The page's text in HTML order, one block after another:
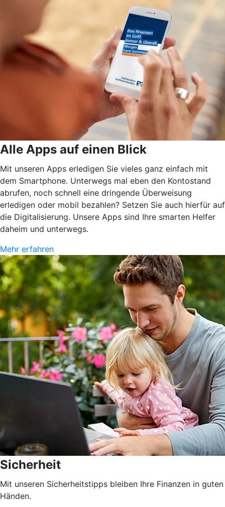
Alle Apps auf einen Blick
Mit unseren Apps erledigen Sie vieles ganz einfach mit
dem Smartphone. Unterwegs mal eben den Kontostand
abrufen, noch schnell eine dringende Überweisung
erledigen oder mobil bezahlen? Setzen Sie auch hierfür auf
die Digitalisierung. Unsere Apps sind Ihre smarten Helfer
daheim und unterwegs.
Mehr erfahren
Sicherheit
Mit unseren Sicherheitstipps bleiben Ihre Finanzen in guten
Händen.